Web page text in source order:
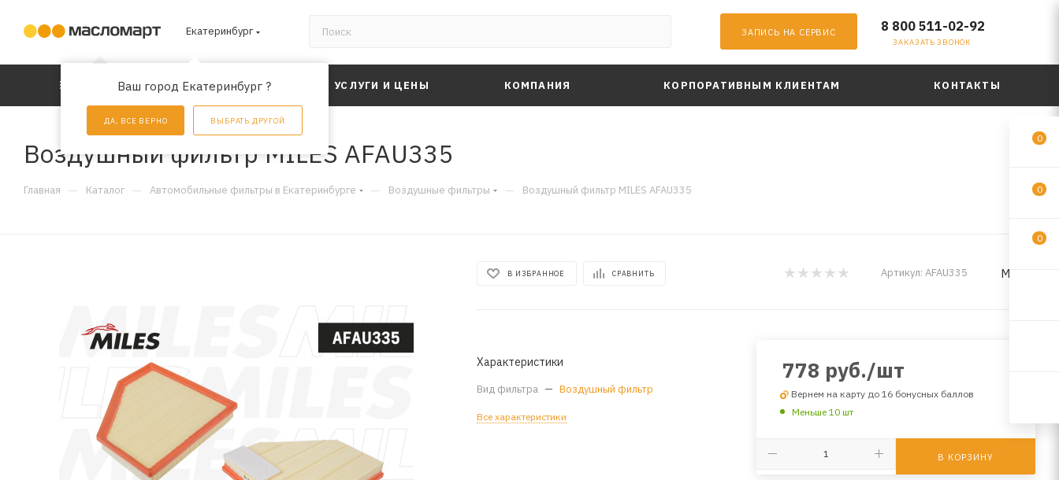
Екатеринбург
Ваш город Екатеринбург ?
ДА, ВСЕ ВЕРНО ВЫБРАТЬ ДРУГОЙ
ЗАПИСЬ НА СЕРВИС 8 800 511-02-92
ЗАКАЗАТЬ ЗВОНОК
КАТАЛОГ АКЦИИ УСЛУГИ И ЦЕНЫ КОМПАНИЯ КОРПОРАТИВНЫМ КЛИЕНТАМ КОНТАКТЫ
Воздушный фильтр MILES AFAU335
Главная — Каталог — Автомобильные фильтры в Екатеринбурге — Воздушные фильтры — Воздушный фильтр MILES AFAU335
В ИЗБРАННОЕ СРАВНИТЬ Артикул: AFAU335 MILES
Характеристики
Вид фильтра — Воздушный фильтр
Все характеристики
778 руб./шт
Вернем на карту до 16 бонусных баллов
Меньше 10 шт
В КОРЗИНУ
0
0
0